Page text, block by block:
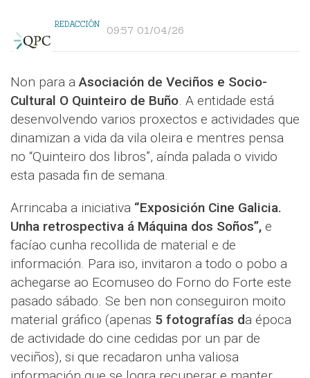
REDACCIÓN 09:57 01/04/26
Non para aAsociación de Veciños e Socio-
Cultural O Quinteiro de Buño. A entidade está
desenvolvendo varios proxectos e actividades que
dinamizan a vida da vila oleira e mentres pensa
no “Quinteiro dos libros”, aínda palada o vivido
esta pasada fin de semana.
Arrincaba a iniciativa “Exposición Cine Galicia.
Unha retrospectiva á Máquina dos Soños”, e
facíao cunha recollida de material e de
información. Para iso, invitaron a todo o pobo a
achegarse ao Ecomuseo do Forno do Forte este
pasado sábado. Se ben non conseguiron moito
material gráfico (apenas 5 fotografías da época
de actividade do cine cedidas por un par de
veciños), si que recadaron unha valiosa